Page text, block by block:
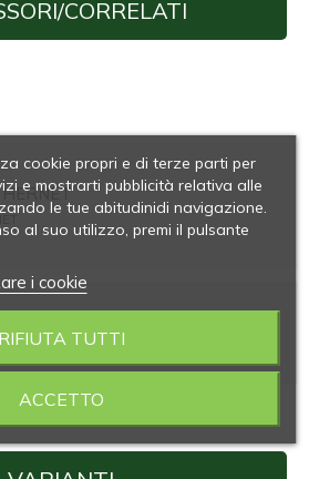
CORRELATI
ETHERNET
cookie propri e di terze parti per
e mostrarti pubblicità relativa alle
le tue abitudinidi navigazione.
al suo utilizzo, premi il pulsante
i cookie
RIFIUTA TUTTI
ACCETTO